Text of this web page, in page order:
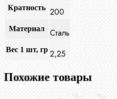
Кратность 200
Материал Сталь
Вес 1 шт, гр 2,25
Похожие товары